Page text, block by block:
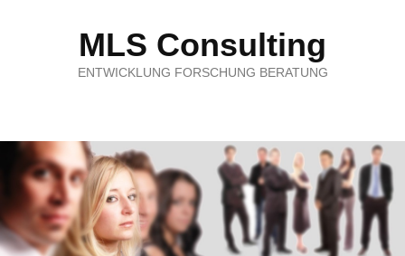
MLS Consulting
ENTWICKLUNG FORSCHUNG BERATUNG